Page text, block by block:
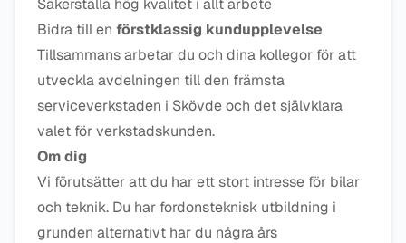
Säkerställa hög kvalitet i allt arbete
Bidra till en förstklassig kundupplevelse
Tillsammans arbetar du och dina kollegor för att
utveckla avdelningen till den främsta
serviceverkstaden i Skövde och det självklara
valet för verkstadskunden.
Om dig
Vi förutsätter att du har ett stort intresse för bilar
och teknik. Du har fordonsteknisk utbildning i
grunden alternativt har du några års